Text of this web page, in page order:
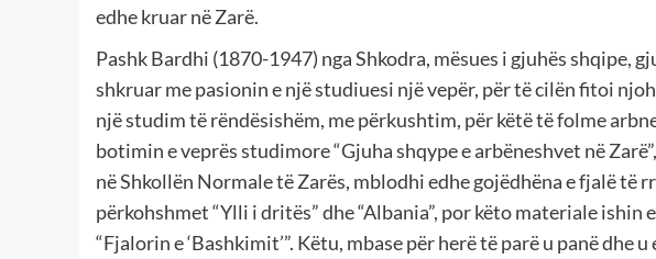
edhe kruar në Zarë.
Pashk Bardhi (1870-1947) nga Shkodra, mësues i gjuhës shqipe,
shkruar me pasionin e një studiuesi një vepër, për të cilën fitoi
një studim të rëndësishëm, me përkushtim, për këtë të folme
botimin e veprës studimore “Gjuha shqype e arbëneshvet në
në Shkollën Normale të Zarës, mblodhi edhe gojëdhëna e fjalë të
përkohshmet “Ylli i dritës” dhe “Albania”, por këto materiale ishin
“Fjalorin e ‘Bashkimit’”. Këtu, mbase për herë të parë u panë dhe